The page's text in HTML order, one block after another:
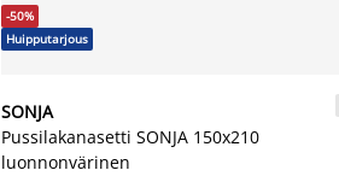
-50%
Huipputarjous
SONJA
Pussilakanasetti SONJA 150x210
luonnonvärinen